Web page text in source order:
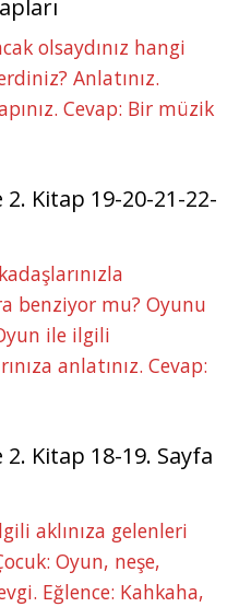
olsaydınız hangi
Anlatınız.
Cevap: Bir müzik
2. Kitap 19-20-21-22-
benziyor mu? Oyunu
ile ilgili
anlatınız. Cevap:
2. Kitap 18-19. Sayfa
aklınıza gelenleri
Oyun, neşe,
Eğlence: Kahkaha,